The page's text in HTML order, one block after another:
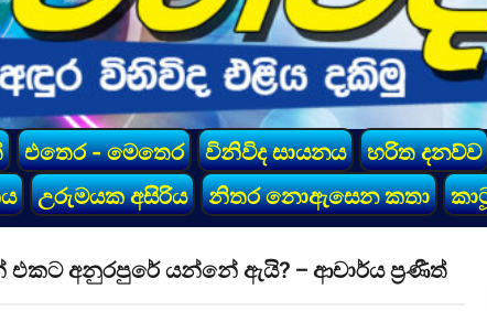
එතෙර - මෙතෙර විනිවිද සායනය හරිත දනව්ව
උරුමයක අසිරිය නිතර නොඇසෙන කතා
අනුරපුරේ යන්නේ ඇයි? – ආචාර්ය ප්‍රණීත්